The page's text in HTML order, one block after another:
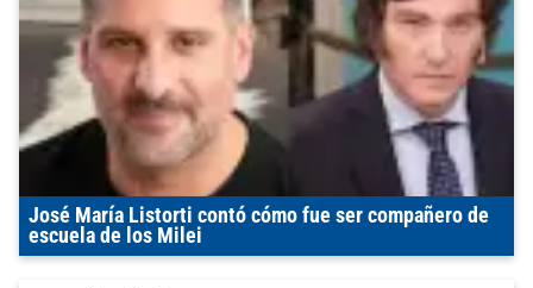
José María Listorti contó cómo fue ser compañero de
escuela de los Milei